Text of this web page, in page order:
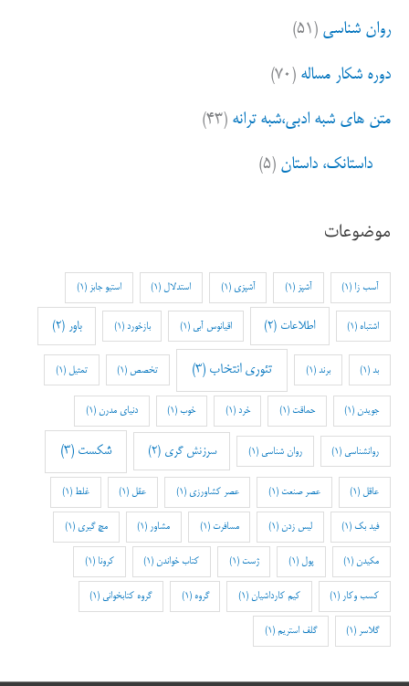
روان شناسی (۵۱)
دوره شکار مساله (۷۰)
متن های شبه ادبی،شبه ترانه (۴۳)
داستانک، داستان (۵)
موضوعات
آسب زا (1) آشپز (1) آشپزی (1) استدلال (1) استیو جابز (1)
اشتباه (1) اطلاعات (2) اقیانوس آبی (1) بازخورد (1) باور (2)
بد(1) برند (1) تئوری انتخاب (3) تخصص (1) تمثیل (1)
جویدن (1) حماقت (1) خرد (1) خوب(1) دنیای مدرن (1)
روانشناسی (1) روان شناسی (1) سرزنش گری (2) شکست (3)
عاقل (1) عصر صنعت (1) عصر کشاورزی (1) عقل (1) غلط (1)
فید بک(1) لیس زدن (1) مسافرت (1) مشاور (1) مچ گیری (1)
مکیدن (1) پول (1) ژست (1) کتاب خواندن (1) کرونا (1)
کسب وکار (1) کیم کارداشیان (1) گروه (1) گروه کتابخوانی (1)
گلاسر (1) گلف استریم (1)